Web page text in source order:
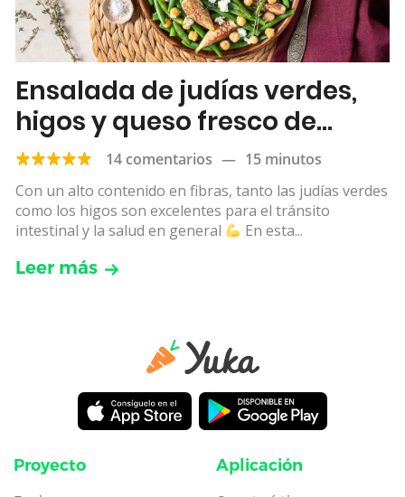
Ensalada de judías verdes,
higos y queso fresco de
cabra
14 comentarios — 15 minutos
Con un alto contenido en fibras, tanto las judías verdes
como los higos son excelentes para el tránsito
intestinal y la salud en general
En esta...
Leer más
Proyecto Aplicación